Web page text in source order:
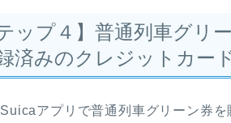
テップ４】普通列車グリ
済みのクレジットカー
アプリで普通列車グリーン券を